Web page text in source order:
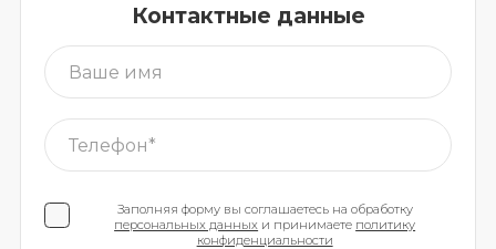
Контактные данные
Заполняя форму вы соглашаетесь на обработку
персональных данных и принимаете политику
конфиденциальности